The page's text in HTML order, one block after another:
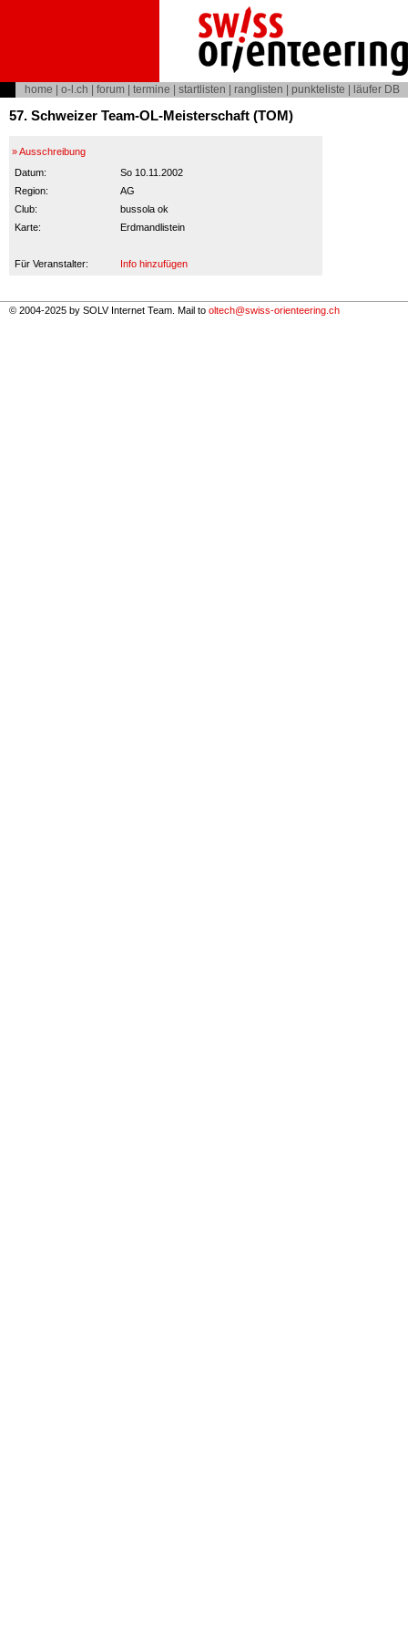
home o-l.ch forum termine startlisten ranglisten punkteliste läufer DB
57. Schweizer Team-OL-Meisterschaft (TOM)
» Ausschreibung
Datum:
So 10.11.2002
Region:
AG
Club:
bussola ok
Karte:
Erdmandlistein
Für Veranstalter: Info hinzufügen
© 2004-2025 by SOLV Internet Team. Mail to oltech@swiss-orienteering.ch